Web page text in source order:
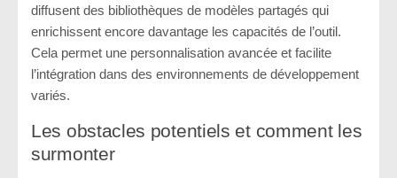
diffusent des bibliothèques de modèles partagés qui
enrichissent encore davantage les capacités de l’outil.
Cela permet une personnalisation avancée et facilite
l’intégration dans des environnements de développement
variés.
Les obstacles potentiels et comment les
surmonter